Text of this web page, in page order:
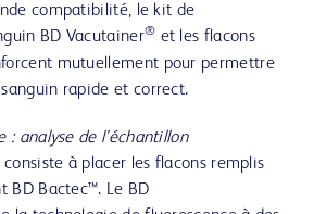
compatibilité, le kit de
BD Vacutainer® et les flacons
mutuellement pour permettre
rapide et correct.
: analyse de l’échantillon
consiste à placer les flacons remplis
BD Bactec™. Le BD